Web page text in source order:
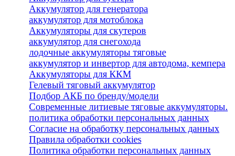
Аккумулятор для генератора
аккумулятор для мотоблока
Аккумуляторы для скутеров
аккумулятор для снегохода
лодочные аккумуляторы тяговые
аккумулятор и инвертор для автодома, кемпера
Аккумуляторы для ККМ
Гелевый тяговый аккумулятор
Подбор АКБ по бренду/модели
Современные литиевые тяговые аккумуляторы.
политика обработки персональных данных
Согласие на обработку персональных данных
Правила обработки cookies
Политика обработки персональных данных